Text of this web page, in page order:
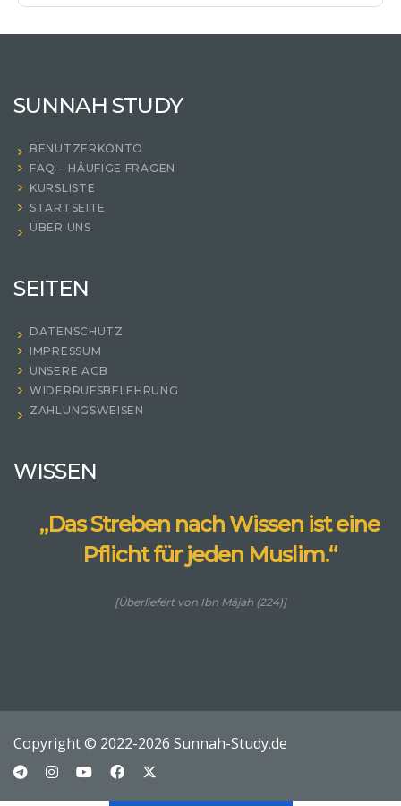
SUNNAH STUDY
BENUTZERKONTO
FAQ – HÄUFIGE FRAGEN
KURSLISTE
STARTSEITE
ÜBER UNS
SEITEN
DATENSCHUTZ
IMPRESSUM
UNSERE AGB
WIDERRUFSBELEHRUNG
ZAHLUNGSWEISEN
WISSEN
„Das Streben nach Wissen ist eine
Pflicht für jeden Muslim.“
[Überliefert von Ibn Mājah (224)]
Copyright © 2022-2026 Sunnah-Study.de